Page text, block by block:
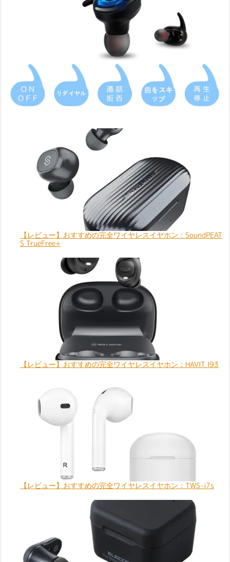
【レビュー】おすすめの完全ワイヤレスイヤホン：SoundPEAT
S TrueFree+
【レビュー】おすすめの完全ワイヤレスイヤホン：HAVIT I93
【レビュー】おすすめの完全ワイヤレスイヤホン：TWS-i7s